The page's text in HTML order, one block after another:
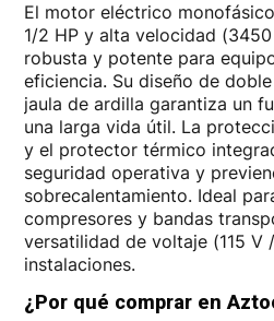
El motor eléctrico
1/2 HP y alta velocidad
robusta y potente para
eficiencia. Su diseño de
jaula de ardilla garantiza un
una larga vida útil. La
y el protector térmico
seguridad operativa y
sobrecalentamiento. Ideal
compresores y bandas
versatilidad de voltaje (115 V
instalaciones.
¿Por qué comprar en